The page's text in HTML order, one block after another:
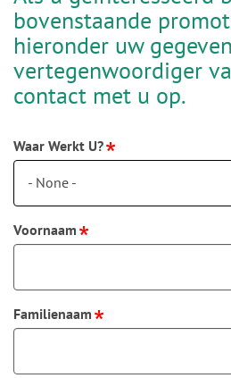
bovenstaande
hieronder uw
vertegenwoordiger
contact met u op.
Waar Werkt U?
- None -
Voornaam
Familienaam